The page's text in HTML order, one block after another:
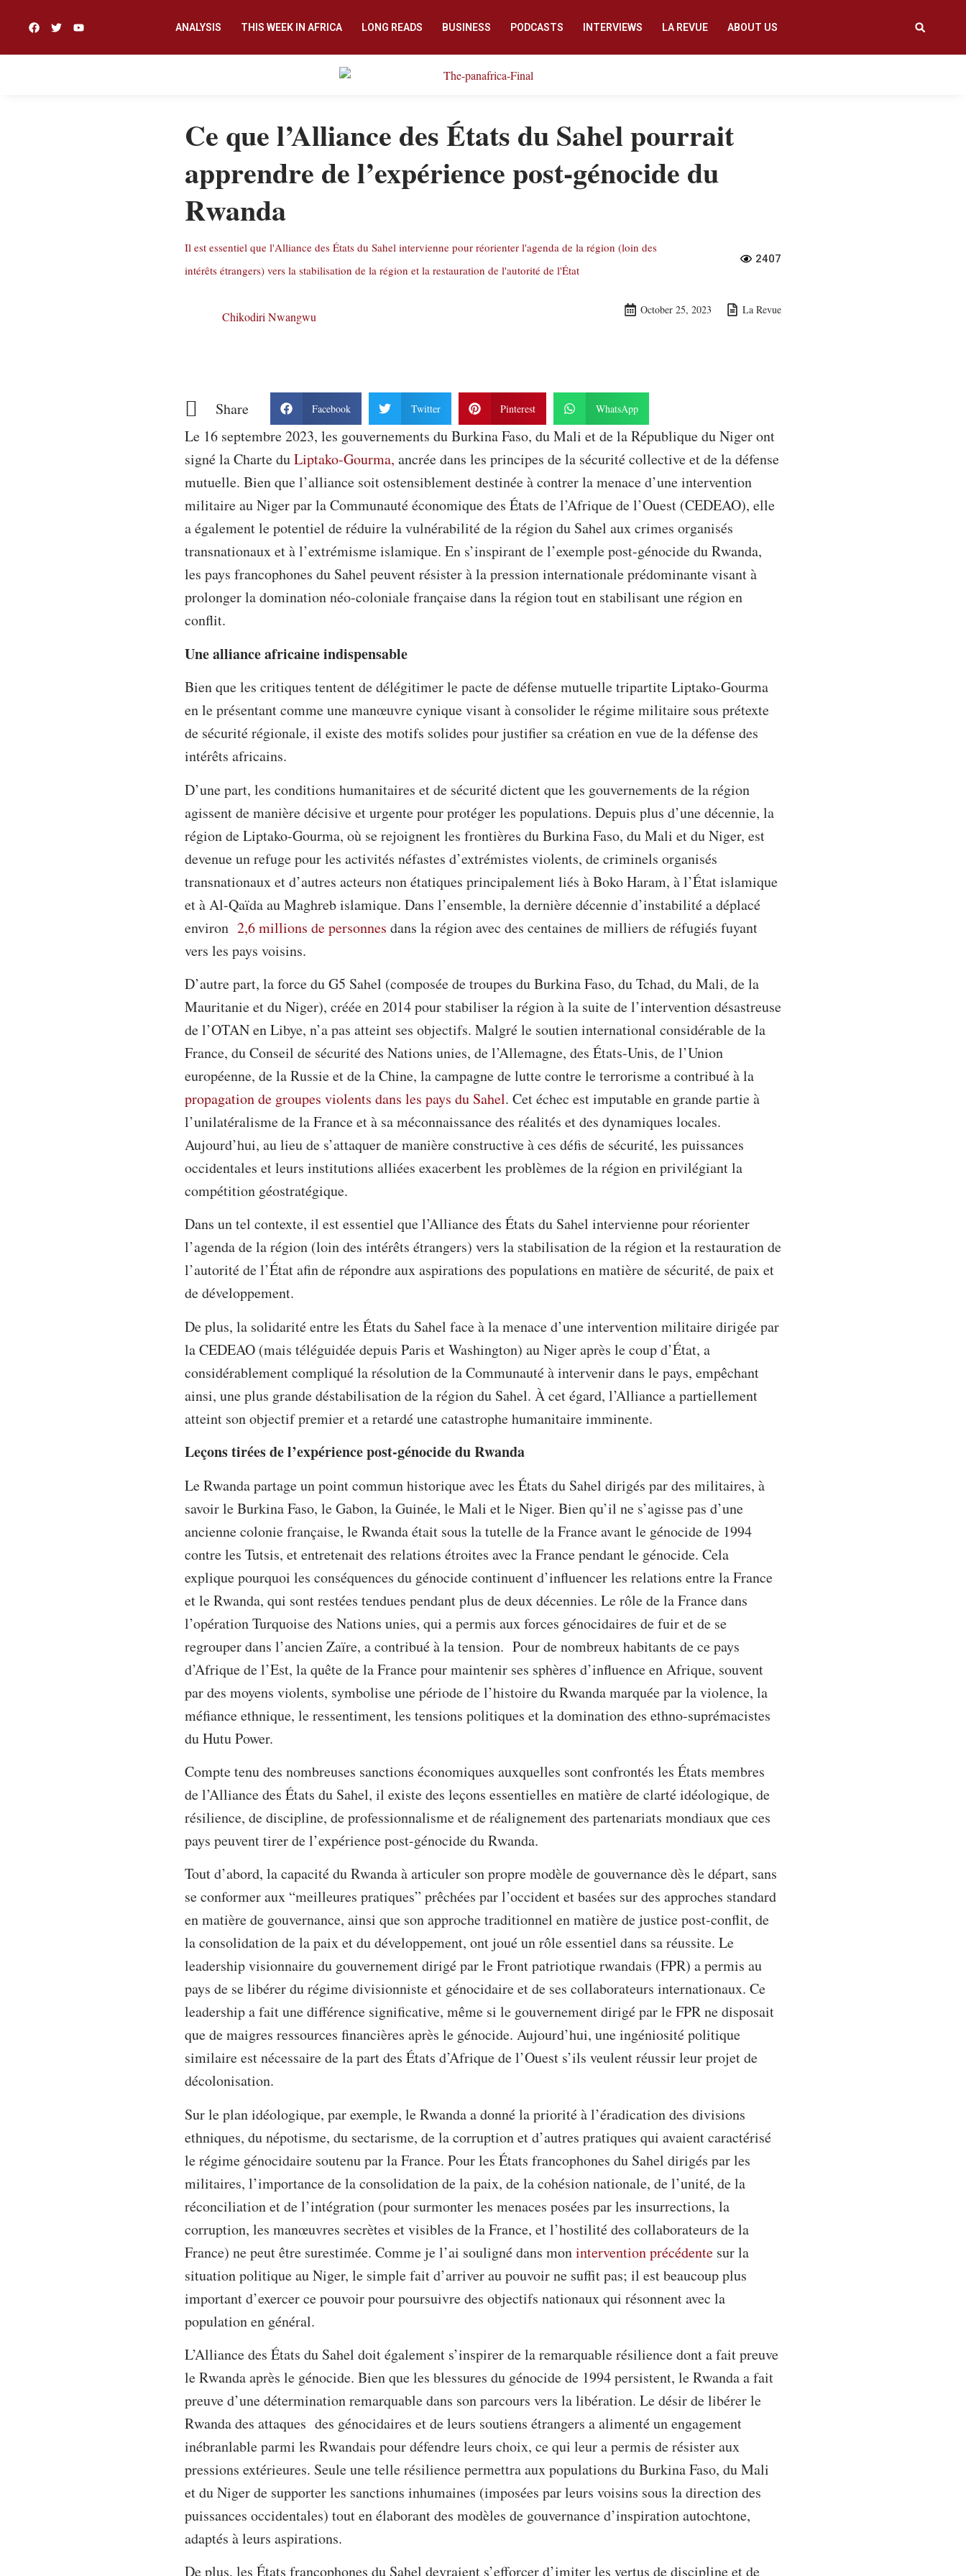
ANALYSIS THIS WEEK IN AFRICA LONG READS BUSINESS PODCASTS INTERVIEWS LA REVUE ABOUT US
Ce que l’Alliance des États du Sahel pourrait
apprendre de l’expérience post-génocide du
Rwanda
Il est essentiel que l'Alliance des États du Sahel intervienne pour réorienter l'agenda de la région (loin des
intérêts étrangers) vers la stabilisation de la région et la restauration de l'autorité de l'État
2407
Chikodiri Nwangwu October 25, 2023 La Revue
Share Facebook Twitter Pinterest WhatsApp
Le 16 septembre 2023, les gouvernements du Burkina Faso, du Mali et de la République du Niger ont
signé la Charte duLiptako-Gourma, ancrée dans les principes de la sécurité collective et de la défense
mutuelle. Bien que l’alliance soit ostensiblement destinée à contrer la menace d’une intervention
militaire au Niger par la Communauté économique des États de l’Afrique de l’Ouest (CEDEAO), elle
a également le potentiel de réduire la vulnérabilité de la région du Sahel aux crimes organisés
transnationaux et à l’extrémisme islamique. En s’inspirant de l’exemple post-génocide du Rwanda,
les pays francophones du Sahel peuvent résister à la pression internationale prédominante visant à
prolonger la domination néo-coloniale française dans la région tout en stabilisant une région en
conflit.
Une alliance africaine indispensable
Bien que les critiques tentent de délégitimer le pacte de défense mutuelle tripartite Liptako-Gourma
en le présentant comme une manœuvre cynique visant à consolider le régime militaire sous prétexte
de sécurité régionale, il existe des motifs solides pour justifier sa création en vue de la défense des
intérêts africains.
D’une part, les conditions humanitaires et de sécurité dictent que les gouvernements de la région
agissent de manière décisive et urgente pour protéger les populations. Depuis plus d’une décennie, la
région de Liptako-Gourma, où se rejoignent les frontières du Burkina Faso, du Mali et du Niger, est
devenue un refuge pour les activités néfastes d’extrémistes violents, de criminels organisés
transnationaux et d’autres acteurs non étatiques principalement liés à Boko Haram, à l’État islamique
et à Al-Qaïda au Maghreb islamique. Dans l’ensemble, la dernière décennie d’instabilité a déplacé
environ 2,6 millions de personnes dans la région avec des centaines de milliers de réfugiés fuyant
vers les pays voisins.
D’autre part, la force du G5 Sahel (composée de troupes du Burkina Faso, du Tchad, du Mali, de la
Mauritanie et du Niger), créée en 2014 pour stabiliser la région à la suite de l’intervention désastreuse
de l’OTAN en Libye, n’a pas atteint ses objectifs. Malgré le soutien international considérable de la
France, du Conseil de sécurité des Nations unies, de l’Allemagne, des États-Unis, de l’Union
européenne, de la Russie et de la Chine, la campagne de lutte contre le terrorisme a contribué à la
propagation de groupes violents dans les pays du Sahel. Cet échec est imputable en grande partie à
l’unilatéralisme de la France et à sa méconnaissance des réalités et des dynamiques locales.
Aujourd’hui, au lieu de s’attaquer de manière constructive à ces défis de sécurité, les puissances
occidentales et leurs institutions alliées exacerbent les problèmes de la région en privilégiant la
compétition géostratégique.
Dans un tel contexte, il est essentiel que l’Alliance des États du Sahel intervienne pour réorienter
l’agenda de la région (loin des intérêts étrangers) vers la stabilisation de la région et la restauration de
l’autorité de l’État afin de répondre aux aspirations des populations en matière de sécurité, de paix et
de développement.
De plus, la solidarité entre les États du Sahel face à la menace d’une intervention militaire dirigée par
la CEDEAO (mais téléguidée depuis Paris et Washington) au Niger après le coup d’État, a
considérablement compliqué la résolution de la Communauté à intervenir dans le pays, empêchant
ainsi, une plus grande déstabilisation de la région du Sahel. À cet égard, l’Alliance a partiellement
atteint son objectif premier et a retardé une catastrophe humanitaire imminente.
Leçons tirées de l’expérience post-génocide du Rwanda
Le Rwanda partage un point commun historique avec les États du Sahel dirigés par des militaires, à
savoir le Burkina Faso, le Gabon, la Guinée, le Mali et le Niger. Bien qu’il ne s’agisse pas d’une
ancienne colonie française, le Rwanda était sous la tutelle de la France avant le génocide de 1994
contre les Tutsis, et entretenait des relations étroites avec la France pendant le génocide. Cela
explique pourquoi les conséquences du génocide continuent d’influencer les relations entre la France
et le Rwanda, qui sont restées tendues pendant plus de deux décennies. Le rôle de la France dans
l’opération Turquoise des Nations unies, qui a permis aux forces génocidaires de fuir et de se
regrouper dans l’ancien Zaïre, a contribué à la tension. Pour de nombreux habitants de ce pays
d’Afrique de l’Est, la quête de la France pour maintenir ses sphères d’influence en Afrique, souvent
par des moyens violents, symbolise une période de l’histoire du Rwanda marquée par la violence, la
méfiance ethnique, le ressentiment, les tensions politiques et la domination des ethno-suprémacistes
du Hutu Power.
Compte tenu des nombreuses sanctions économiques auxquelles sont confrontés les États membres
de l’Alliance des États du Sahel, il existe des leçons essentielles en matière de clarté idéologique, de
résilience, de discipline, de professionnalisme et de réalignement des partenariats mondiaux que ces
pays peuvent tirer de l’expérience post-génocide du Rwanda.
Tout d’abord, la capacité du Rwanda à articuler son propre modèle de gouvernance dès le départ, sans
se conformer aux “meilleures pratiques” prêchées par l’occident et basées sur des approches standard
en matière de gouvernance, ainsi que son approche traditionnel en matière de justice post-conflit, de
la consolidation de la paix et du développement, ont joué un rôle essentiel dans sa réussite. Le
leadership visionnaire du gouvernement dirigé par le Front patriotique rwandais (FPR) a permis au
pays de se libérer du régime divisionniste et génocidaire et de ses collaborateurs internationaux. Ce
leadership a fait une différence significative, même si le gouvernement dirigé par le FPR ne disposait
que de maigres ressources financières après le génocide. Aujourd’hui, une ingéniosité politique
similaire est nécessaire de la part des États d’Afrique de l’Ouest s’ils veulent réussir leur projet de
décolonisation.
Sur le plan idéologique, par exemple, le Rwanda a donné la priorité à l’éradication des divisions
ethniques, du népotisme, du sectarisme, de la corruption et d’autres pratiques qui avaient caractérisé
le régime génocidaire soutenu par la France. Pour les États francophones du Sahel dirigés par les
militaires, l’importance de la consolidation de la paix, de la cohésion nationale, de l’unité, de la
réconciliation et de l’intégration (pour surmonter les menaces posées par les insurrections, la
corruption, les manœuvres secrètes et visibles de la France, et l’hostilité des collaborateurs de la
France) ne peut être surestimée. Comme je l’ai souligné dans monintervention précédente sur la
situation politique au Niger, le simple fait d’arriver au pouvoir ne suffit pas; il est beaucoup plus
important d’exercer ce pouvoir pour poursuivre des objectifs nationaux qui résonnent avec la
population en général.
L’Alliance des États du Sahel doit également s’inspirer de la remarquable résilience dont a fait preuve
le Rwanda après le génocide. Bien que les blessures du génocide de 1994 persistent, le Rwanda a fait
preuve d’une détermination remarquable dans son parcours vers la libération. Le désir de libérer le
Rwanda des attaques des génocidaires et de leurs soutiens étrangers a alimenté un engagement
inébranlable parmi les Rwandais pour défendre leurs choix, ce qui leur a permis de résister aux
pressions extérieures. Seule une telle résilience permettra aux populations du Burkina Faso, du Mali
et du Niger de supporter les sanctions inhumaines (imposées par leurs voisins sous la direction des
puissances occidentales) tout en élaborant des modèles de gouvernance d’inspiration autochtone,
adaptés à leurs aspirations.
De plus, les États francophones du Sahel devraient s’efforcer d’imiter les vertus de discipline et de